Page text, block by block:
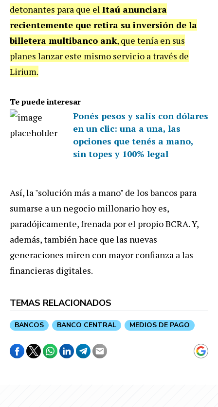
detonantes para que el Itaú anunciara
recientemente que retira su inversión de la
billetera multibanco ank, que tenía en sus
planes lanzar este mismo servicio a través de
Lirium.
Te puede interesar
Ponés pesos y salís con dólares
en un clic: una a una, las
opciones que tenés a mano,
sin topes y 100% legal
Así, la "solución más a mano" de los bancos para
sumarse a un negocio millonario hoy es,
paradójicamente, frenada por el propio BCRA. Y,
además, también hace que las nuevas
generaciones miren con mayor confianza a las
financieras digitales.
TEMAS RELACIONADOS
BANCOS BANCO CENTRAL MEDIOS DE PAGO